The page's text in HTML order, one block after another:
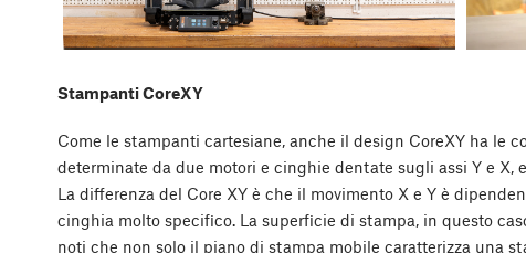
Stampanti CoreXY
Come le stampanti cartesiane, anche il design CoreXY ha le
determinate da due motori e cinghie dentate sugli assi Y e X,
La differenza del Core XY è che il movimento X e Y è
cinghia molto specifico. La superficie di stampa, in questo
noti che non solo il piano di stampa mobile caratterizza una